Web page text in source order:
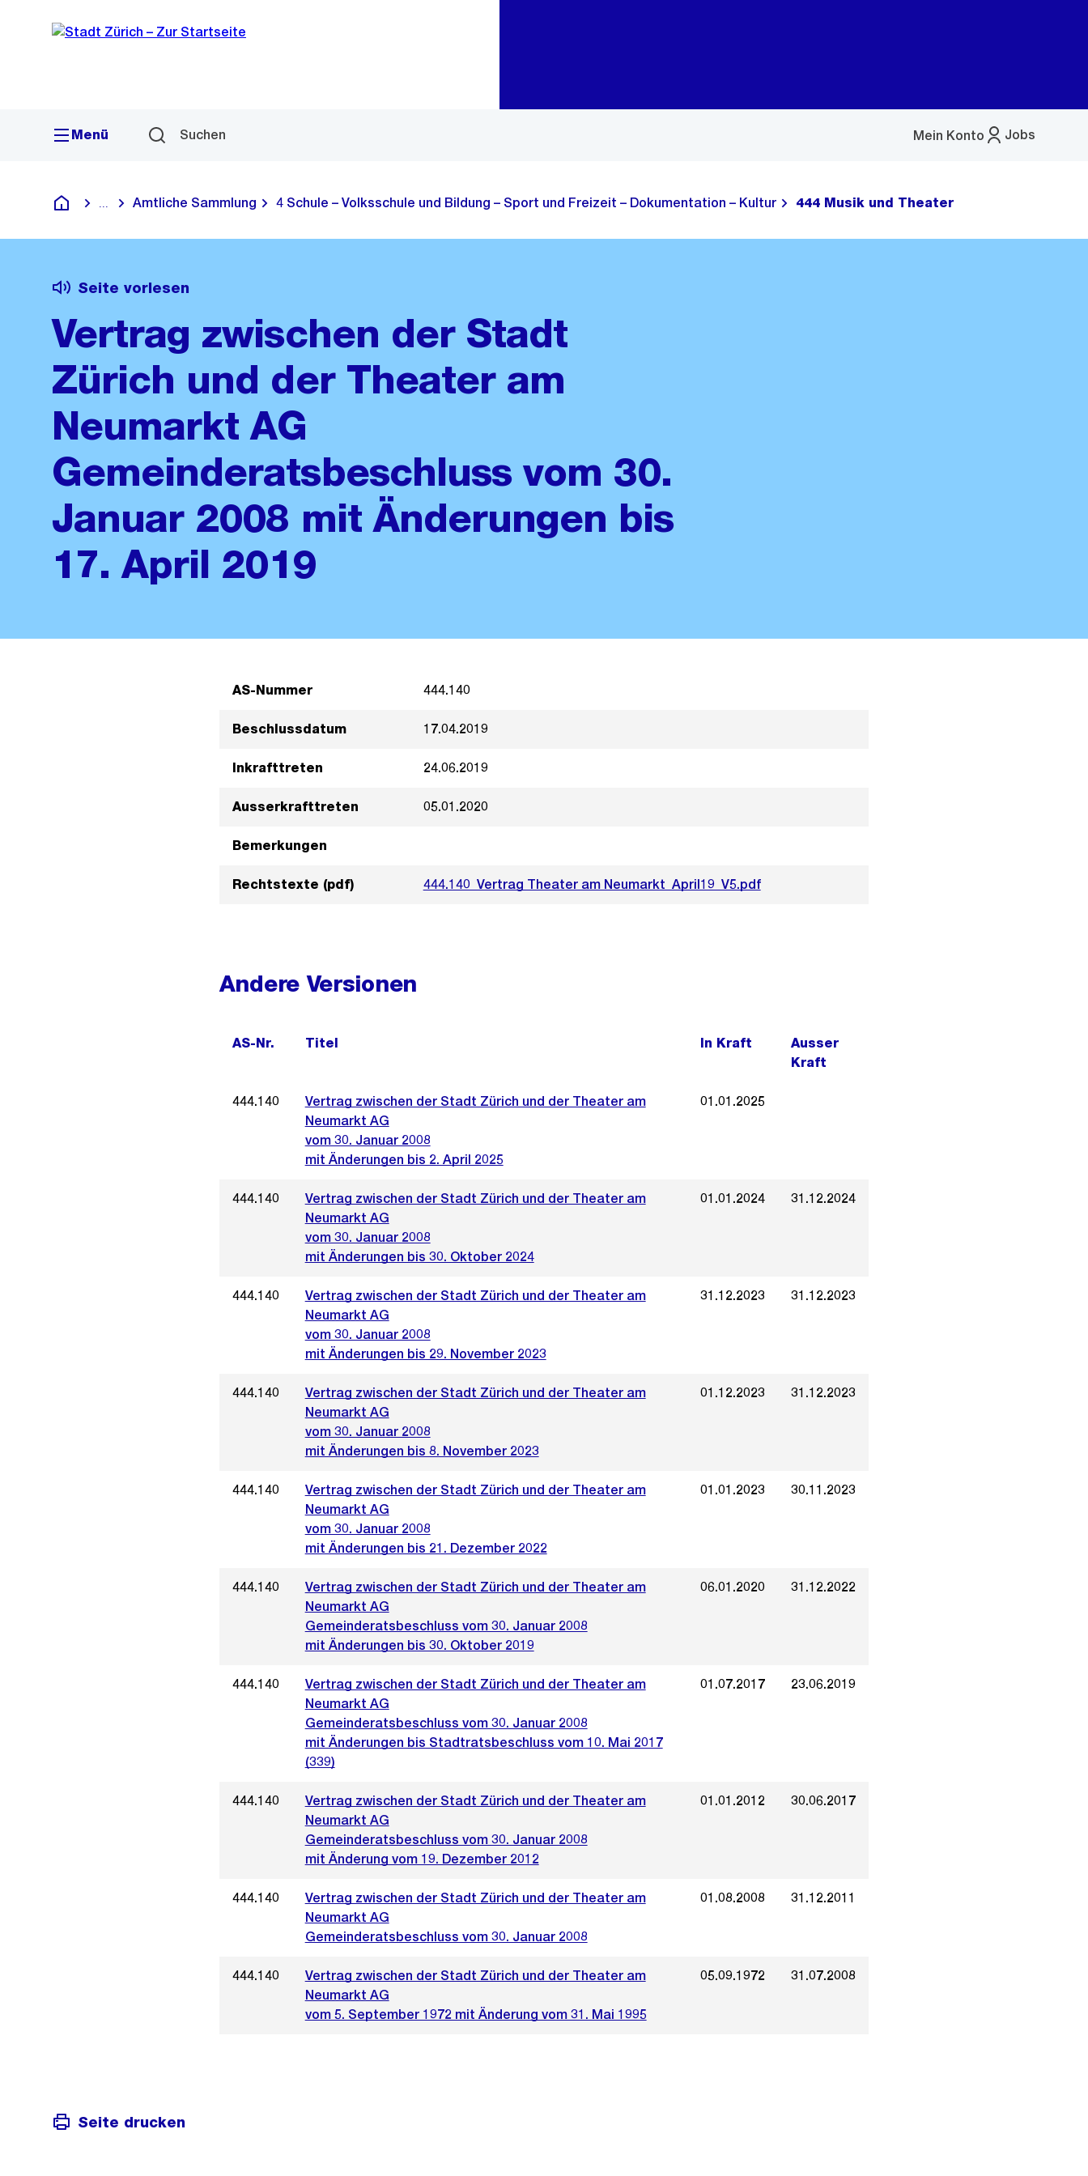
Navigation
Sprunglink
Menü Suchen Jobs
Mein Konto
Menü
Deutsch
Blende alle Breadcrumbs ein
Amtliche Sammlung 4 Schule – Volksschule und Bildung – Sport und Freizeit – Dokumentation – Kultur 444 Musik und Theater
Seite vorlesen
Vertrag zwischen der Stadt
Zürich und der Theater am
Neumarkt AG
Gemeinderatsbeschluss vom 30.
Januar 2008 mit Änderungen bis
17. April 2019
AS-Nummer 444.140
Beschlussdatum 17.04.2019
Inkrafttreten 24.06.2019
Ausserkrafttreten 05.01.2020
Bemerkungen
Rechtstexte (pdf) 444.140_Vertrag Theater am Neumarkt_April19_V5.pdf
Andere Versionen
AS-Nr. Titel In Kraft
Ausser
Kraft
444.140
Vertrag zwischen der Stadt Zürich und der Theater am
Neumarkt AG
vom 30. Januar 2008
mit Änderungen bis 2. April 2025
01.01.2025
444.140
Vertrag zwischen der Stadt Zürich und der Theater am
Neumarkt AG
vom 30. Januar 2008
mit Änderungen bis 30. Oktober 2024
01.01.2024 31.12.2024
444.140
Vertrag zwischen der Stadt Zürich und der Theater am
Neumarkt AG
vom 30. Januar 2008
mit Änderungen bis 29. November 2023
31.12.2023 31.12.2023
444.140
Vertrag zwischen der Stadt Zürich und der Theater am
Neumarkt AG
vom 30. Januar 2008
mit Änderungen bis 8. November 2023
01.12.2023 31.12.2023
444.140
Vertrag zwischen der Stadt Zürich und der Theater am
Neumarkt AG
vom 30. Januar 2008
mit Änderungen bis 21. Dezember 2022
01.01.2023 30.11.2023
444.140
Vertrag zwischen der Stadt Zürich und der Theater am
Neumarkt AG
Gemeinderatsbeschluss vom 30. Januar 2008
mit Änderungen bis 30. Oktober 2019
06.01.2020 31.12.2022
444.140
Vertrag zwischen der Stadt Zürich und der Theater am
Neumarkt AG
Gemeinderatsbeschluss vom 30. Januar 2008
mit Änderungen bis Stadtratsbeschluss vom 10. Mai 2017
(339)
01.07.2017 23.06.2019
444.140
Vertrag zwischen der Stadt Zürich und der Theater am
Neumarkt AG
Gemeinderatsbeschluss vom 30. Januar 2008
mit Änderung vom 19. Dezember 2012
01.01.2012 30.06.2017
444.140
Vertrag zwischen der Stadt Zürich und der Theater am
Neumarkt AG
Gemeinderatsbeschluss vom 30. Januar 2008
01.08.2008 31.12.2011
444.140
Vertrag zwischen der Stadt Zürich und der Theater am
Neumarkt AG
vom 5. September 1972 mit Änderung vom 31. Mai 1995
05.09.1972 31.07.2008
Seite drucken